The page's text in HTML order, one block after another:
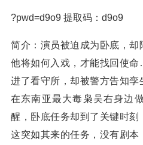
?pwd=d9o9 提取码：d9o9
简介：演员被迫成为卧底，却
他将如何入戏，才能找回使
进了看守所，却被警方告知
在东南亚最大毒枭吴右身边
醒，卧底任务却到了关键时刻
这突如其来的任务，没有剧本